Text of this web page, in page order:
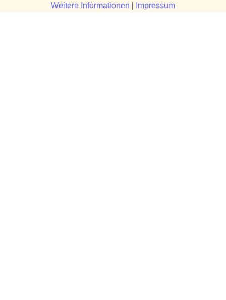
Weitere Informationen Impressum